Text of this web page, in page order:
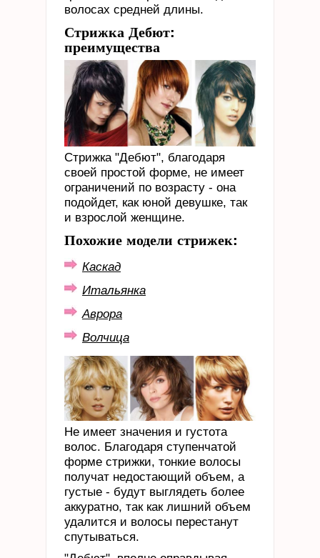
волосах средней длины.
Стрижка Дебют:
преимущества
Стрижка "Дебют", благодаря
своей простой форме, не имеет
ограничений по возрасту - она
подойдет, как юной девушке, так
и взрослой женщине.
Похожие модели стрижек:
Каскад
Итальянка
Аврора
Волчица
Не имеет значения и густота
волос. Благодаря ступенчатой
форме стрижки, тонкие волосы
получат недостающий объем, а
густые - будут выглядеть более
аккуратно, так как лишний объем
удалится и волосы перестанут
спутываться.